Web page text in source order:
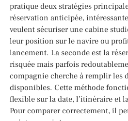
pratique deux stratégies
réservation anticipée,
veulent sécuriser une cabine
leur position sur le navire ou
lancement. La seconde est la
risquée mais parfois
compagnie cherche à remplir les
disponibles. Cette méthode
flexible sur la date, l’itinéraire et
Pour comparer correctement, il